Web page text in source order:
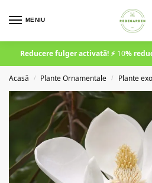
MENIU
Reducere fulger activată! ⚡10%
Acasă / Plante Ornamentale / Plante